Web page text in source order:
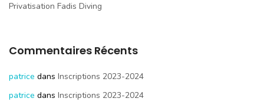
Privatisation Fadis Diving
Commentaires Récents
patrice dans Inscriptions 2023-2024
patrice dans Inscriptions 2023-2024